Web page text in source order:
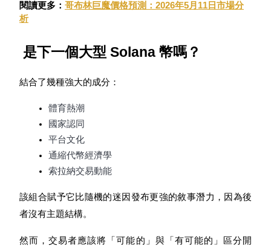
閱讀更多： 哥布林巨魔價格預測：2026年5月11日市場分
析
是下一個大型 Solana 幣嗎？
結合了幾種強大的成分：
體育熱潮
國家認同
平台文化
通縮代幣經濟學
索拉納交易動能
該組合賦予它比隨機的迷因發布更強的敘事潛力，因為後
者沒有主題結構。
然而，交易者應該將「可能的」與「有可能的」區分開